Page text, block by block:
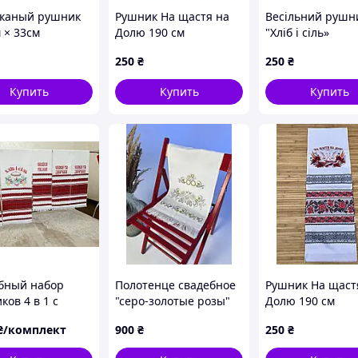
рушник
× 33см
Купить
Рушник На щастя на
Долю 190 см
250 ₴
Купить
Весільний
"Хліб і сіль»
250 ₴
Купить
набор
4 в 1 с
счастьє на
«Навеки
комплект
Полотенце свадебное
"серо-золотые розы"
900 ₴
Рушник На
Долю 190 см
250 ₴